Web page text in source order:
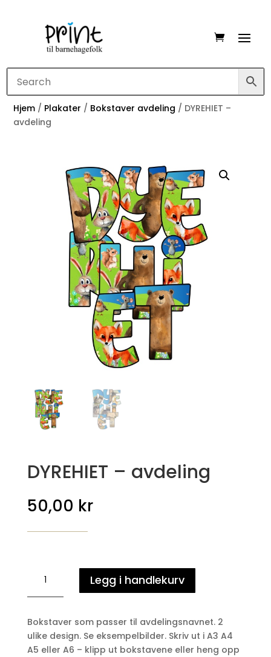
Hjem / Plakater / Bokstaver avdeling / DYREHIET –
avdeling
DYREHIET – avdeling
50,00 kr
avdeling
Legg i handlekurv
Bokstaver som passer til avdelingsnavnet. 2
ulike design. Se eksempelbilder. Skriv ut i A3 A4
A5 eller A6 – klipp ut bokstavene eller heng opp